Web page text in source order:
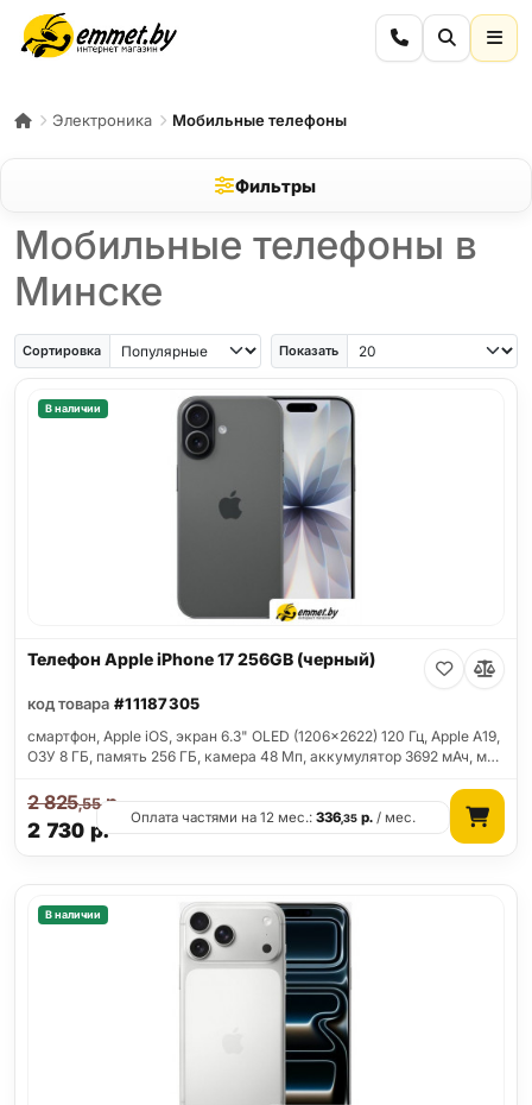
Электроника Мобильные телефоны
Фильтры
Мобильные телефоны в
Минске
iPhone AiriPhone SESamsung Galaxy A56Samsung Galaxy A57 iPhone 17
Сортировка Показать
В наличии
Телефон Apple iPhone 17 256GB (черный)
код товара #11187305
смартфон, Apple iOS, экран 6.3" OLED (1206x2622) 120 Гц, Apple A19,
ОЗУ 8 ГБ, память 256 ГБ, камера 48 Мп, аккумулятор 3692 мАч, м…
2 730 р.
2 825,55р.
Оплата частями на 12 мес.:336,35 р. / мес.
В наличии